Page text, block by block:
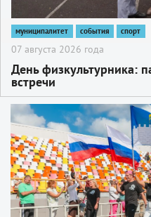
муниципалитет события спорт
07 августа 2026 года
День физкультурника:
встречи
2